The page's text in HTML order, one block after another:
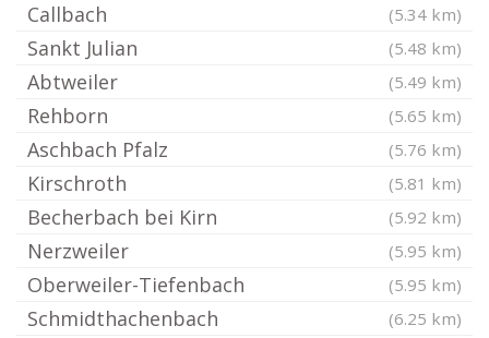
Callbach (5.34 km)
Sankt Julian (5.48 km)
Abtweiler (5.49 km)
Rehborn (5.65 km)
Aschbach Pfalz (5.76 km)
Kirschroth (5.81 km)
Becherbach bei Kirn (5.92 km)
Nerzweiler (5.95 km)
Oberweiler-Tiefenbach (5.95 km)
Schmidthachenbach (6.25 km)